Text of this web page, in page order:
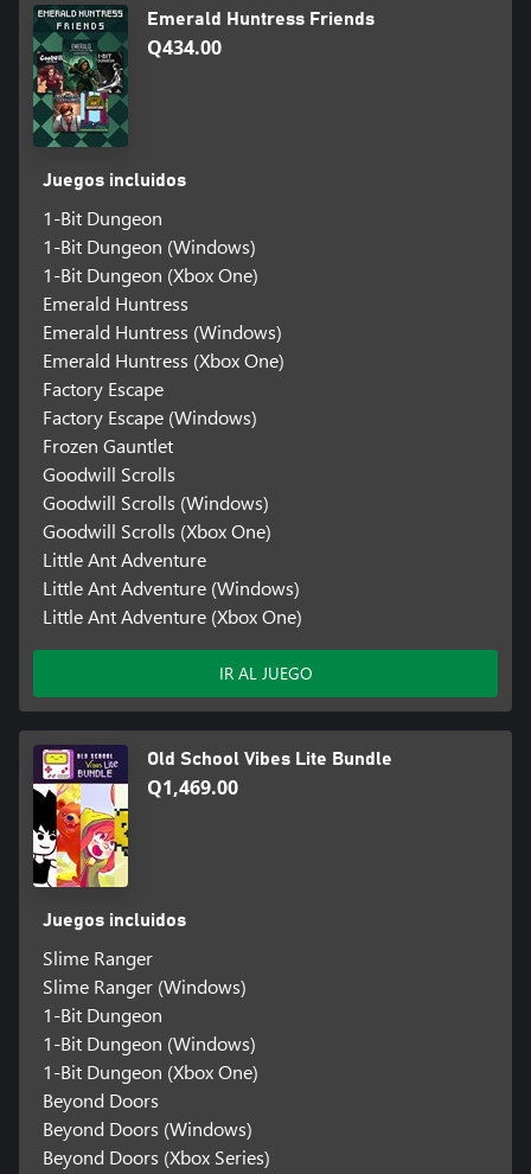
Emerald Huntress Friends
Q434.00
Juegos incluidos
1-Bit Dungeon
1-Bit Dungeon (Windows)
1-Bit Dungeon (Xbox One)
Emerald Huntress
Emerald Huntress (Windows)
Emerald Huntress (Xbox One)
Factory Escape
Factory Escape (Windows)
Frozen Gauntlet
Goodwill Scrolls
Goodwill Scrolls (Windows)
Goodwill Scrolls (Xbox One)
Little Ant Adventure
Little Ant Adventure (Windows)
Little Ant Adventure (Xbox One)
IR AL JUEGO
Old School Vibes Lite Bundle
Q1,469.00
Juegos incluidos
Slime Ranger
Slime Ranger (Windows)
1-Bit Dungeon
1-Bit Dungeon (Windows)
1-Bit Dungeon (Xbox One)
Beyond Doors
Beyond Doors (Windows)
Beyond Doors (Xbox Series)